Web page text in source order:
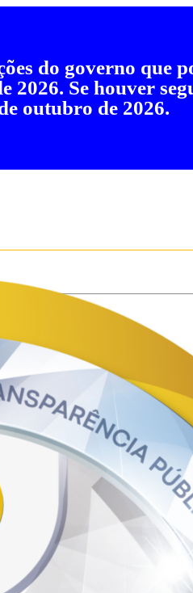
do governo que
Se houver
outubro de 2026.